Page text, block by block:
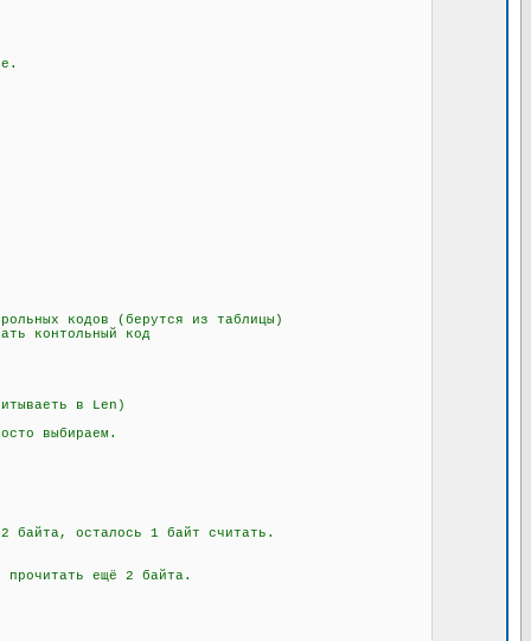
кодов (берутся из таблицы)
контольный код
в Len)
выбираем.
осталось 1 байт считать.
ещё 2 байта.